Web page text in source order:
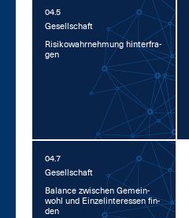
04.5
Ge­sell­schaft
Ri­si­ko­wahr­neh­mung hin­ter­fra­
gen
04.7
Ge­sell­schaft
Ba­lan­ce zwi­schen Ge­mein­
wohl und Ein­zel­in­ter­es­sen fin­
den